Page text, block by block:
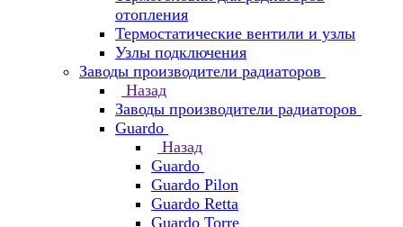
отопления
Термостатические вентили и узлы
Узлы подключения
Заводы производители радиаторов
Назад
Заводы производители радиаторов
Guardo
Назад
Guardo
Guardo Pilon
Guardo Retta
Guardo Torre